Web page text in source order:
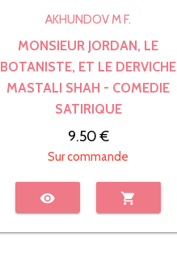
AKHUNDOV M F.
MONSIEUR JORDAN, LE
BOTANISTE, ET LE DERVICHE
MASTALI SHAH - COMEDIE
SATIRIQUE
9.50 €
Sur commande
visibility shopping_cart